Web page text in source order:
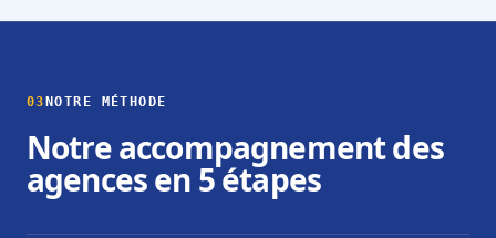
03 NOTRE MÉTHODE
Notre accompagnement des
agences en 5 étapes